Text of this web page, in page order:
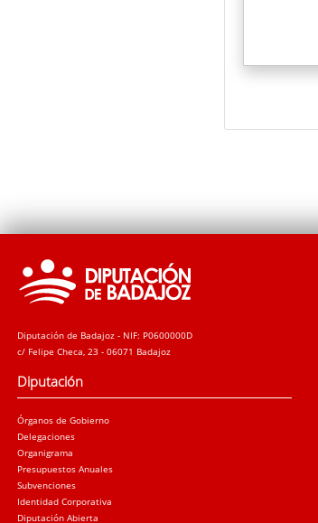
Diputación de Badajoz - NIF: P0600000D
c/ Felipe Checa, 23 - 06071 Badajoz
Diputación
Órganos de Gobierno
Delegaciones
Organigrama
Presupuestos Anuales
Subvenciones
Identidad Corporativa
Diputación Abierta